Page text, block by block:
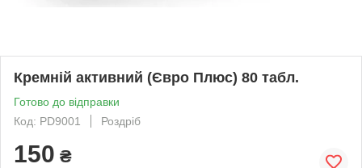
Кремній активний (Євро Плюс) 80 табл.
Готово до відправки
Код: PD9001
Роздріб
150 ₴